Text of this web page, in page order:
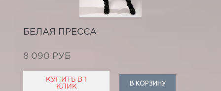
БЕЛАЯ ПРЕССА
8 090 РУБ
КУПИТЬ В 1
КЛИК
В КОРЗИНУ